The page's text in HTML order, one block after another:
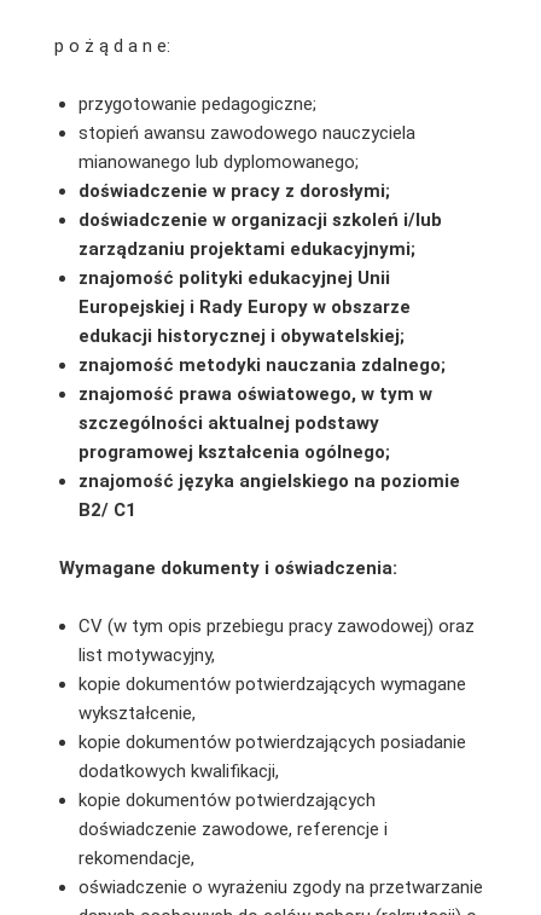
p o ż ą d a n e:
przygotowanie pedagogiczne;
stopień awansu zawodowego nauczyciela
mianowanego lub dyplomowanego;
doświadczenie w pracy z dorosłymi;
doświadczenie w organizacji szkoleń i/lub
zarządzaniu projektami edukacyjnymi;
znajomość polityki edukacyjnej Unii
Europejskiej i Rady Europy w obszarze
edukacji historycznej i obywatelskiej;
znajomość metodyki nauczania zdalnego;
znajomość prawa oświatowego, w tym w
szczególności aktualnej podstawy
programowej kształcenia ogólnego;
znajomość języka angielskiego na poziomie
B2/ C1
Wymagane dokumenty i oświadczenia:
CV (w tym opis przebiegu pracy zawodowej) oraz
list motywacyjny,
kopie dokumentów potwierdzających wymagane
wykształcenie,
kopie dokumentów potwierdzających posiadanie
dodatkowych kwalifikacji,
kopie dokumentów potwierdzających
doświadczenie zawodowe, referencje i
rekomendacje,
oświadczenie o wyrażeniu zgody na przetwarzanie